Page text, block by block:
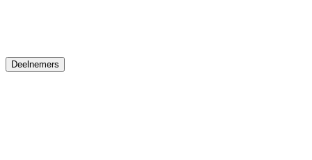
Deelnemers